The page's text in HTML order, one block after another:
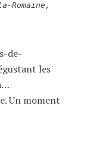
Romaine,
de-
les
Un moment